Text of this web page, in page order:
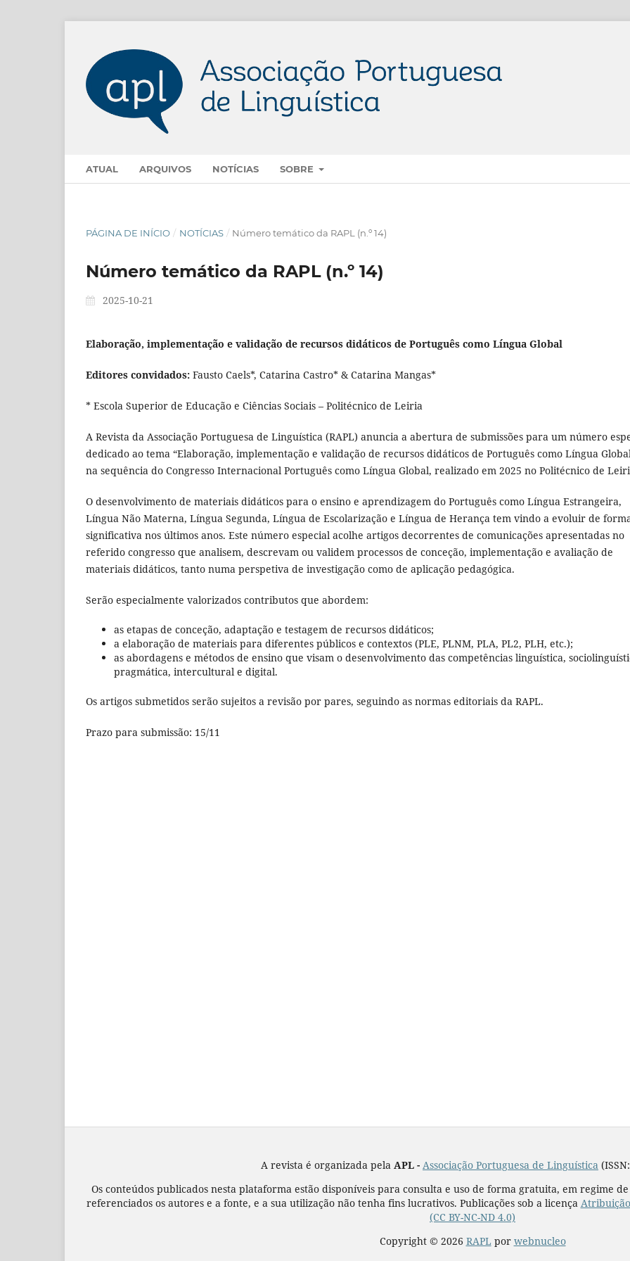
ATUAL ARQUIVOS NOTÍCIAS SOBRE
PÁGINA DE INÍCIO / NOTÍCIAS / Número temático da RAPL (n.º 14)
Número temático da RAPL (n.º 14)
2025-10-21
Elaboração, implementação e validação de recursos didáticos de Português como Língua Global
Editores convidados: Fausto Caels*, Catarina Castro* & Catarina Mangas*
* Escola Superior de Educação e Ciências Sociais – Politécnico de Leiria
A Revista da Associação Portuguesa de Linguística (RAPL) anuncia a abertura de submissões para um número
dedicado ao tema “Elaboração, implementação e validação de recursos didáticos de Português como Língua
na sequência do Congresso Internacional Português como Língua Global, realizado em 2025 no Politécnico de
O desenvolvimento de materiais didáticos para o ensino e aprendizagem do Português como Língua Estrangeira,
Língua Não Materna, Língua Segunda, Língua de Escolarização e Língua de Herança tem vindo a evoluir de
significativa nos últimos anos. Este número especial acolhe artigos decorrentes de comunicações apresentadas no
referido congresso que analisem, descrevam ou validem processos de conceção, implementação e avaliação de
materiais didáticos, tanto numa perspetiva de investigação como de aplicação pedagógica.
Serão especialmente valorizados contributos que abordem:
as etapas de conceção, adaptação e testagem de recursos didáticos;
a elaboração de materiais para diferentes públicos e contextos (PLE, PLNM, PLA, PL2, PLH, etc.);
as abordagens e métodos de ensino que visam o desenvolvimento das competências linguística,
pragmática, intercultural e digital.
Os artigos submetidos serão sujeitos a revisão por pares, seguindo as normas editoriais da RAPL.
Prazo para submissão: 15/11
A revista é organizada pela APL - Associação Portuguesa de Linguística
Os conteúdos publicados nesta plataforma estão disponíveis para consulta e uso de forma gratuita, em regime
referenciados os autores e a fonte, e a sua utilização não tenha fins lucrativos. Publicações sob a licença
(CC BY-NC-ND 4.0)
Copyright © 2026 RAPL por webnucleo